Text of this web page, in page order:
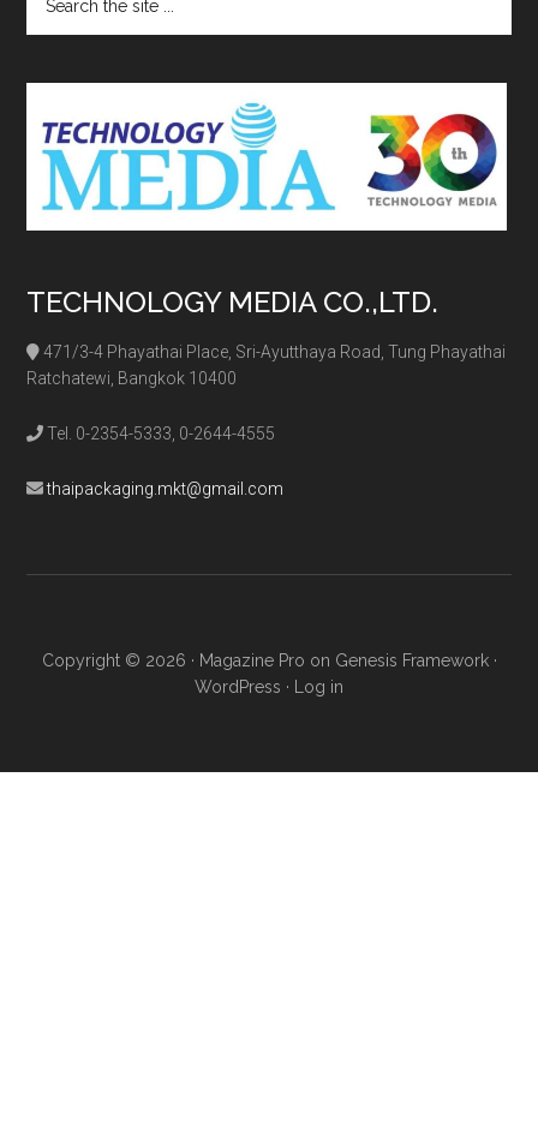
the
TECHNOLOGY MEDIA CO.,LTD.
471/3-4 Phayathai Place, Sri-Ayutthaya Road, Tung Phayathai
Ratchatewi, Bangkok 10400
Tel. 0-2354-5333, 0-2644-4555
thaipackaging.mkt@gmail.com
Copyright © 2026 · Magazine Pro on Genesis Framework·
WordPress · Log in